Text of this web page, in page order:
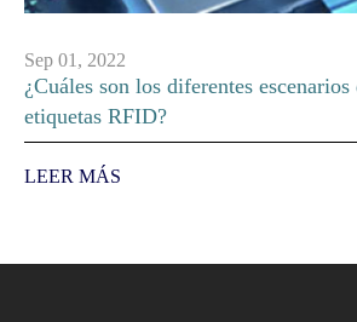
Sep 01, 2022
¿Cuáles son los diferentes
etiquetas RFID?
LEER MÁS